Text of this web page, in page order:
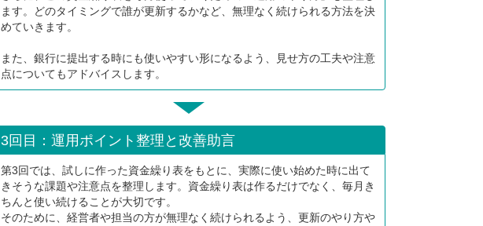
ます。どのタイミングで誰が更新するかなど、無理なく続けられる方法を決
めていきます。
また、銀行に提出する時にも使いやすい形になるよう、見せ方の工夫や注意
点についてもアドバイスします。
3回目：運用ポイント整理と改善助言
第3回では、試しに作った資金繰り表をもとに、実際に使い始めた時に出て
きそうな課題や注意点を整理します。資金繰り表は作るだけでなく、毎月き
ちんと使い続けることが大切です。
そのために、経営者や担当の方が無理なく続けられるよう、更新のやり方や